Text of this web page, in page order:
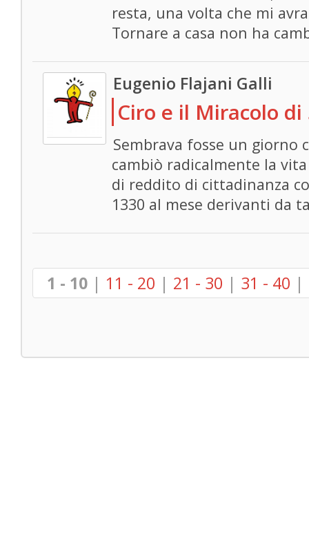
resta, una volta che mi
Tornare a casa non ha
Eugenio Flajani Galli
Ciro e il Miracolo di
Sembrava fosse un giorno
cambiò radicalmente la
di reddito di cittadinanza
1330 al mese derivanti da
1 - 10 | 11 - 20 | 21 - 30 | 31 - 40 |